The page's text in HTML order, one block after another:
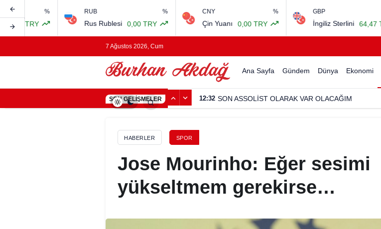
Rus Rublesi 0,00 TRY Çin Yuanı 0,00 TRY İngiliz Sterlini 64,47 TRY
7 Ağustos 2026, Cum
Ana Sayfa Gündem Dünya Ekonomi
SON GELIŞMELER 11:23 MUSTAFA SANDAL İLE AYNI SAHNEDE PARLADI
HABERLER SPOR
Jose Mourinho: Eğer sesimi
yükseltmem gerekirse…